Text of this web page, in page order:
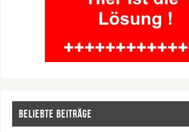
Beliebte Beiträge